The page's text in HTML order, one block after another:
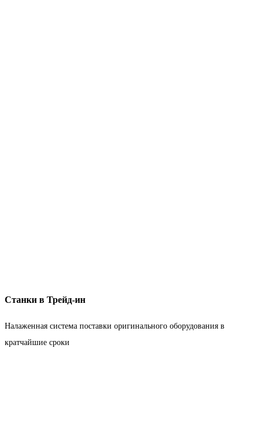
Станки в Трейд-ин
Налаженная система поставки оригинального оборудования в
кратчайшие сроки